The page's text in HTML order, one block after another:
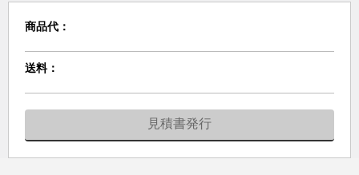
商品代：
送料：
見積書発行